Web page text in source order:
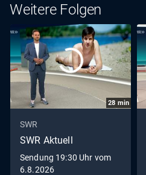
Weitere Folgen
28 min
SWR
SWR Aktuell
Sendung 19:30 Uhr vom
6.8.2026